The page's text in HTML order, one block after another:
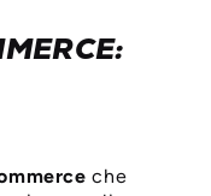
che